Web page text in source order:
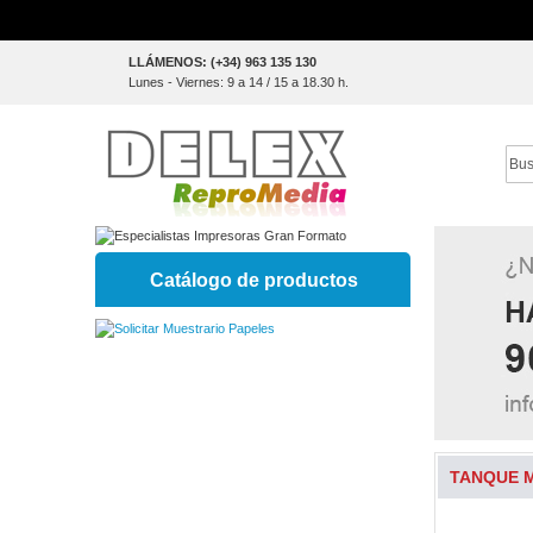
LLÁMENOS: (+34) 963 135 130
Lunes - Viernes: 9 a 14 / 15 a 18.30 h.
TANQUE
Catálogo de productos